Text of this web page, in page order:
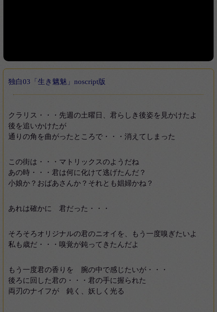
独白03「生き魑魅」noscript版
クラリス・・・先週の土曜日、君らしき後姿を見かけたよ
後を追いかけたが
通りの角を曲がったところで・・・消えてしまった
この街は・・・マトリックスのようだね
あの時・・・君は何に化けて逃げたんだ？
小娘か？おばあさんか？それとも娼婦かね？
あれは確かに 君だった・・・
そろそろオリジナルの君のニオイを、もう一度嗅ぎたいよ
私も歳だ・・・嗅覚が鈍ってきたんだよ
もう一度君の香りを 腕の中で感じたいが・・・
後ろに回した君の・・・君の手に握られた
両刃のナイフが 鈍く、妖しく光る